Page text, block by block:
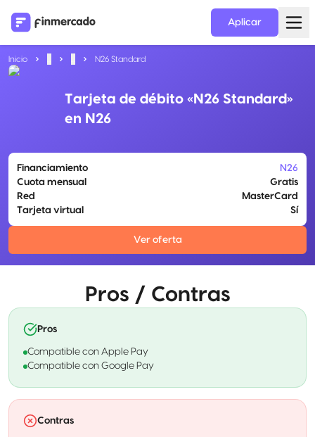
Aplicar
Inicio N26 Standard
Tarjeta de débito «N26 Standard»
en N26
Financiamiento
N26
Cuota mensual
Gratis
Red
MasterCard
Tarjeta virtual
Sí
Ver oferta
Pros / Contras
Pros
Compatible con Apple Pay
Compatible con Google Pay
Contras